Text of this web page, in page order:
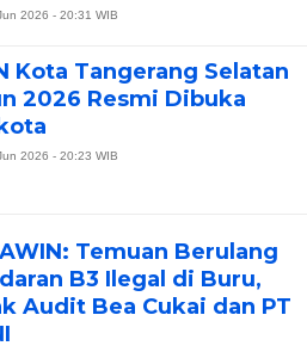
2026 - 20:31 WIB
Kota Tangerang Selatan
2026 Resmi Dibuka
2026 - 20:23 WIB
Temuan Berulang
B3 Ilegal di Buru,
Audit Bea Cukai dan PT